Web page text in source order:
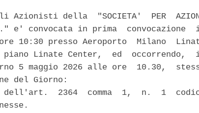
Azionisti della  "SOCIETA'  PER
e' convocata in prima  convocazione
10:30 presso Aeroporto  Milano
piano Linate Center,  ed  occorrendo,
5 maggio 2026 alle ore  10.30,
del Giorno:
2364  comma  1,  n.  1